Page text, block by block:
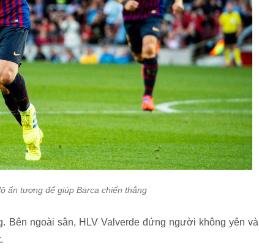
ấn tượng để giúp Barca chiến thắng
Bên ngoài sân, HLV Valverde đứng người không yên và